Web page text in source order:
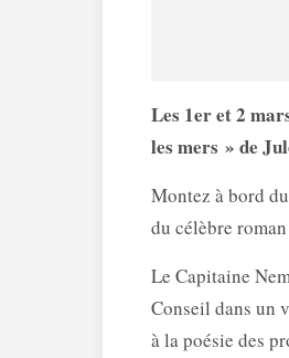
Les 1er et 2
les mers » de
Montez à bord
du célèbre
Le Capitaine
Conseil dans un
à la poésie des